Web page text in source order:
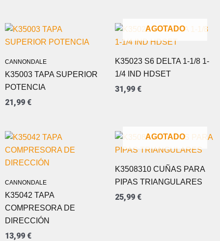
CANNONDALE
K35003 TAPA SUPERIOR
POTENCIA
21,99 €
AGOTADO
K35023 S6 DELTA 1-1/8 1-
1/4 IND HDSET
31,99 €
CANNONDALE
K35042 TAPA
COMPRESORA DE
DIRECCIÓN
13,99 €
AGOTADO
K3508310 CUÑAS PARA
PIPAS TRIANGULARES
25,99 €